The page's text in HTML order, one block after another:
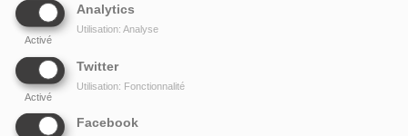
Analytics
Activé
Utilisation: Analyse
Twitter
Activé
Utilisation: Fonctionnalité
Facebook